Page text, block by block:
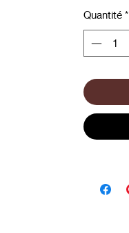
Quantité *